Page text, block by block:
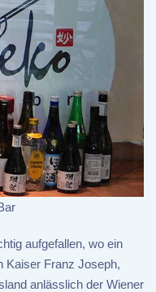
aufgefallen, wo ein
Kaiser Franz Joseph,
anlässlich der Wiener